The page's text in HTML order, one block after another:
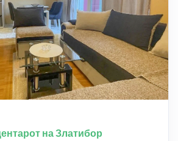
на Златибор